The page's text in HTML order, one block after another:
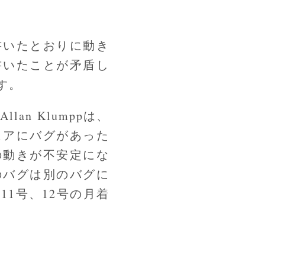
たとおりに動き
たことが矛盾し
Klumppは、
にバグがあった
きが不安定にな
グは別のバグに
号、12号の月着